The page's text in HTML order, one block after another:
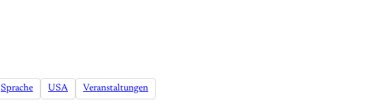
Sprache USA Veranstaltungen